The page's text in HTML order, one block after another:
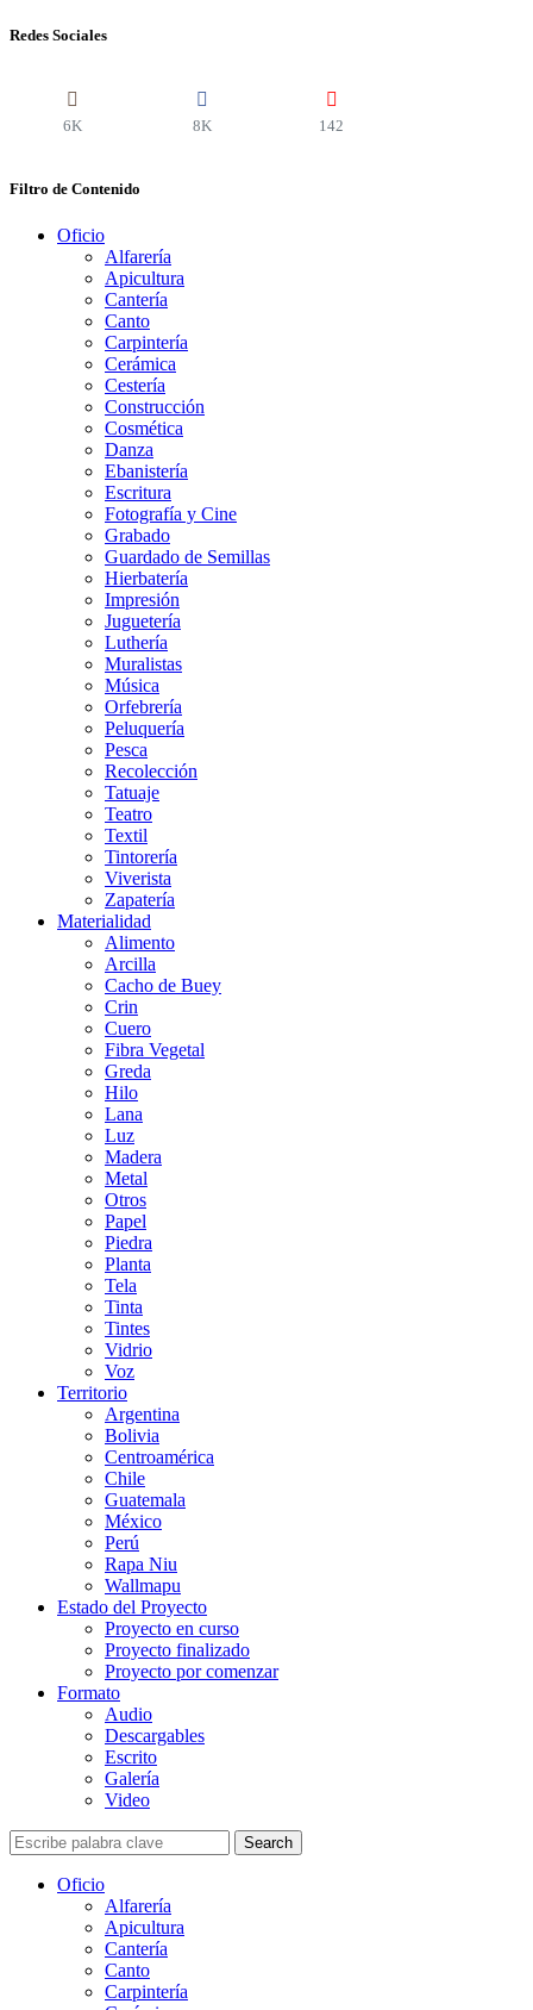
Redes Sociales
6K 8K 142
Filtro de Contenido
Oficio
Alfarería
Apicultura
Cantería
Canto
Carpintería
Cerámica
Cestería
Construcción
Cosmética
Danza
Ebanistería
Escritura
Fotografía y Cine
Grabado
Guardado de Semillas
Hierbatería
Impresión
Juguetería
Luthería
Muralistas
Música
Orfebrería
Peluquería
Pesca
Recolección
Tatuaje
Teatro
Textil
Tintorería
Viverista
Zapatería
Materialidad
Alimento
Arcilla
Cacho de Buey
Crin
Cuero
Fibra Vegetal
Greda
Hilo
Lana
Luz
Madera
Metal
Otros
Papel
Piedra
Planta
Tela
Tinta
Tintes
Vidrio
Voz
Territorio
Argentina
Bolivia
Centroamérica
Chile
Guatemala
México
Perú
Rapa Niu
Wallmapu
Estado del Proyecto
Proyecto en curso
Proyecto finalizado
Proyecto por comenzar
Formato
Audio
Descargables
Escrito
Galería
Video
Search
Oficio
Alfarería
Apicultura
Cantería
Canto
Carpintería